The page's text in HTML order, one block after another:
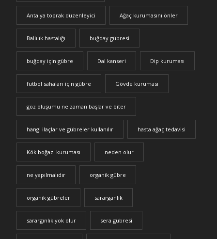
Antalya toprak düzenleyici Ağaç kurumasını önler
Ballılık hastalığı buğday gübresi
buğday için gübre Dal kanseri Dip kuruması
futbol sahaları için gübre Gövde kuruması
göz oluşumu ne zaman başlar ve biter
hangi ilaçlar ve gübreler kullanılır hasta ağaç tedavisi
Kök boğazı kuruması neden olur
ne yapılmalıdır organik gübre
organik gübreler sararganlık
sarargınlık yok olur sera gübresi